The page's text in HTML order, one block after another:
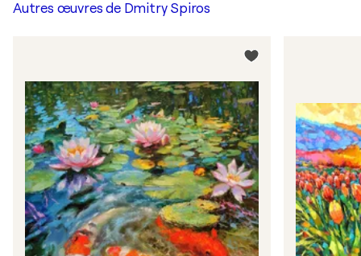
Autres œuvres de Dmitry Spiros